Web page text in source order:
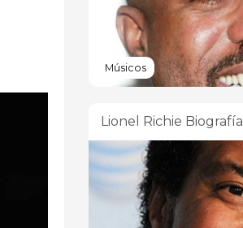
Músicos
Lionel Richie Biografía